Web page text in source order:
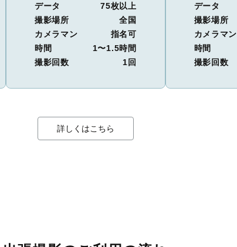
データ
75枚以上
撮影場所
全国
カメラマン
指名可
時間
1〜1.5時間
撮影回数
1回
データ
撮影場所
カメラマン
時間
撮影回数
詳しくはこちら